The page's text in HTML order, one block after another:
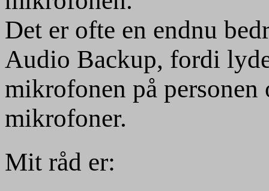
Det er ofte en endnu
Audio Backup, fordi
mikrofonen på
mikrofoner.
Mit råd er: